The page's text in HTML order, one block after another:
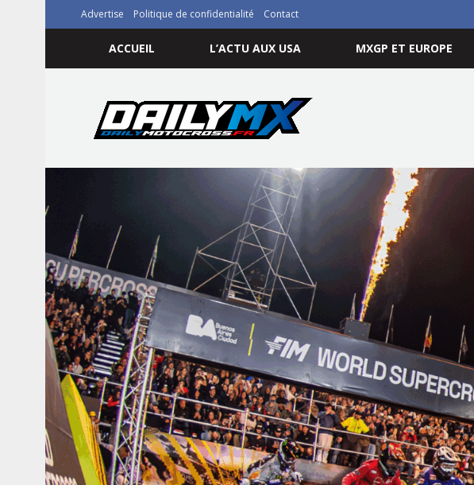
Advertise Politique de confidentialité Contact
ACCUEIL L’ACTU AUX USA MXGP ET EUROPE